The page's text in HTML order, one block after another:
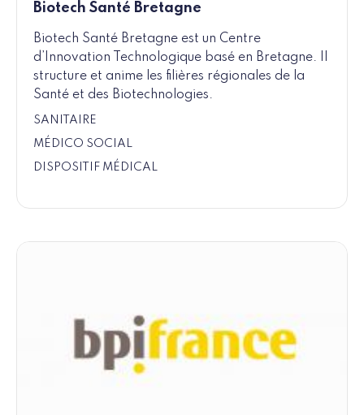
Biotech Santé Bretagne
Biotech Santé Bretagne est un Centre
d’Innovation Technologique basé en Bretagne. Il
structure et anime les filières régionales de la
Santé et des Biotechnologies.
SANITAIRE
MÉDICO SOCIAL
DISPOSITIF MÉDICAL